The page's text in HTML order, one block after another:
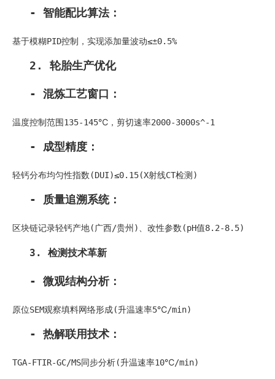
- 智能配比算法：
基于模糊PID控制，实现添加量波动≤±0.5%
2. 轮胎生产优化
- 混炼工艺窗口：
温度控制范围135-145℃，剪切速率2000-3000s^-1
- 成型精度：
轻钙分布均匀性指数(DUI)≤0.15(X射线CT检测)
- 质量追溯系统：
区块链记录轻钙产地(广西/贵州)、改性参数(pH值8.2-8.5)
3. 检测技术革新
- 微观结构分析：
原位SEM观察填料网络形成(升温速率5℃/min)
- 热解联用技术：
TGA-FTIR-GC/MS同步分析(升温速率10℃/min)